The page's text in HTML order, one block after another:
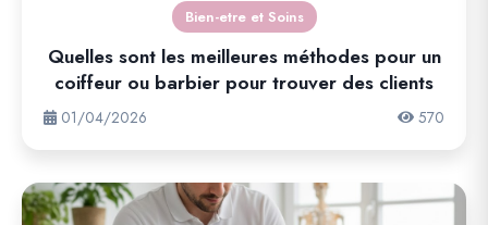
Bien-etre et Soins
Quelles sont les meilleures méthodes pour un
coiffeur ou barbier pour trouver des clients
01/04/2026 570